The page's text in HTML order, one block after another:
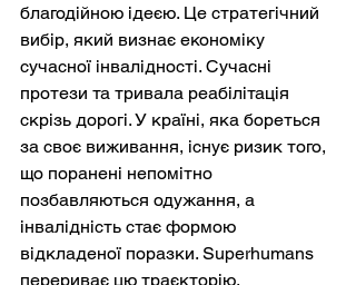
благодійною ідеєю. Це стратегічний
вибір, який визнає економіку
сучасної інвалідності. Сучасні
протези та тривала реабілітація
скрізь дорогі. У країні, яка бореться
за своє виживання, існує ризик того,
що поранені непомітно
позбавляються одужання, а
інвалідність стає формою
відкладеної поразки. Superhumans
перериває цю траєкторію,